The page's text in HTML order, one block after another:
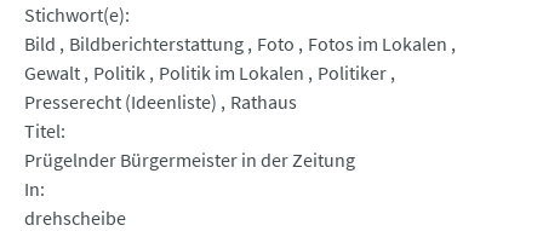
Stichwort(e)
Bild
Bildberichterstattung Foto
Fotos im Lokalen
Gewalt Politik Politik im Lokalen
Politiker
Presserecht (Ideenliste)
Rathaus
Titel
Prügelnder Bürgermeister in der Zeitung
In
drehscheibe